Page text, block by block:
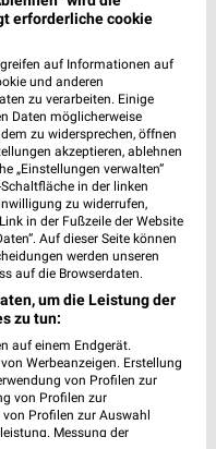
| Geöffnet
| Schließt in 23 Min.
erforderliche cookie
auf Informationen auf
und anderen
zu verarbeiten. Einige
Daten möglicherweise
zu widersprechen, öffnen
akzeptieren, ablehnen
„Einstellungen verwalten“
in der linken
zu widerrufen,
in der Fußzeile der Website
Auf dieser Seite können
werden unseren
auf die Browserdaten.
um die Leistung der
zu tun:
auf einem Endgerät.
Werbeanzeigen. Erstellung
von Profilen zur
von Profilen zur
Profilen zur Auswahl
Messung der